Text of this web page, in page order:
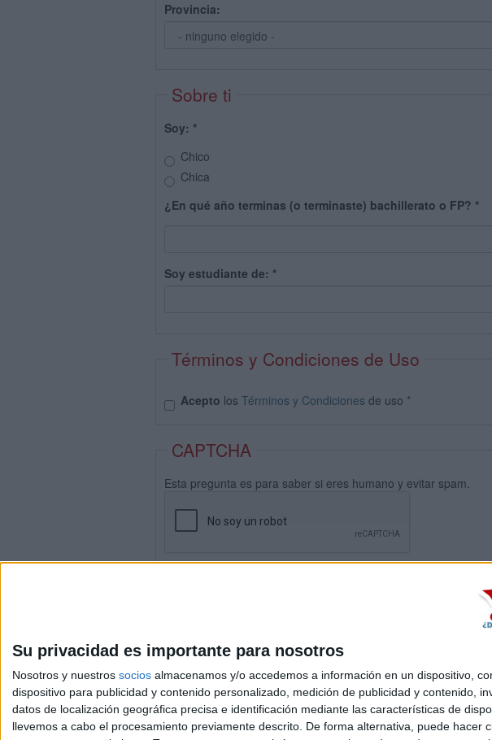
Su privacidad es importante para nosotros
Nosotros y nuestros socios almacenamos y/o accedemos a información en un dispositivo,
dispositivo para publicidad y contenido personalizado, medición de publicidad y contenido,
datos de localización geográfica precisa e identificación mediante las características de
llevemos a cabo el procesamiento previamente descrito. De forma alternativa, puede
Provincia:
Sobre ti
Soy: *
Chico
Chica
¿En qué año terminas (o terminaste) bachillerato o FP? *
Soy estudiante de: *
Términos y Condiciones de Uso
Acepto los Términos y Condiciones de uso *
CAPTCHA
Esta pregunta es para saber si eres humano y evitar spam.
Quiénes
Aviso legal|Politica de